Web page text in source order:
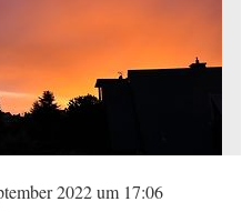
2022 um 17:06